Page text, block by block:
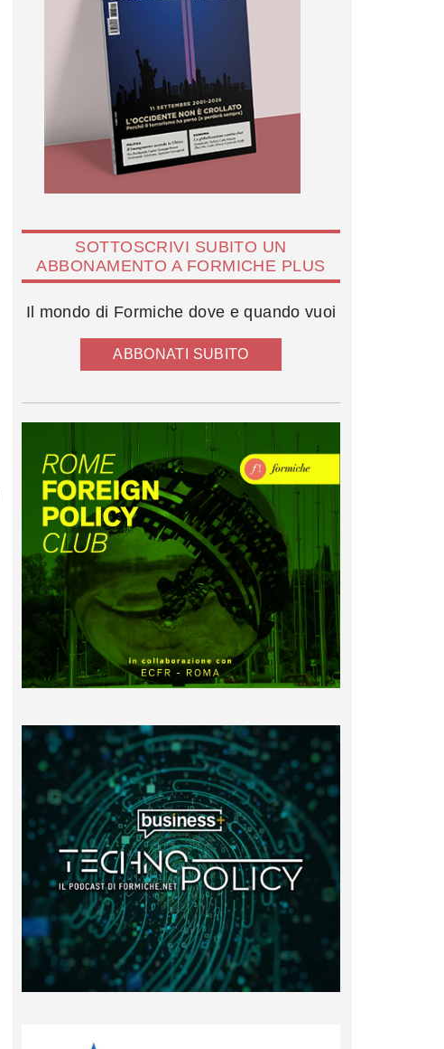
SOTTOSCRIVI SUBITO UN
ABBONAMENTO A FORMICHE PLUS
Il mondo di Formiche dove e quando vuoi
ABBONATI SUBITO